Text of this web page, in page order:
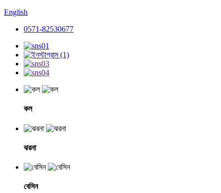
English
0571-82530677
কল
ঝরনা
বেসিন